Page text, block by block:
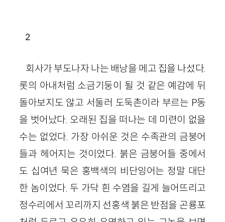
2
회사가 부도나자 나는 배낭을 메고 집을 나섰다.
롯의 아내처럼 소금기둥이 될 것 같은 예감에 뒤
돌아보지도 않고 서둘러 도둑촌이라 부르는 P동
을 벗어났다. 오래된 집을 떠나는 데 미련이 없을
수는 없었다. 가장 아쉬운 것은 수족관의 금붕어
들과 헤어지는 것이었다. 붉은 금붕어들 중에서
도 십여년 묵은 홍백색의 비단잉어는 정말 대단
한 놈이었다. 두 가닥 흰 수염을 길게 늘어뜨리고
정수리에서 꼬리까지 선홍색 붉은 반점을 곤룡포